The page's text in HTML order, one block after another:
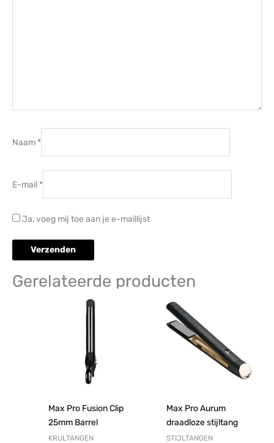
Naam *
E-mail *
Ja, voeg mij toe aan je e-maillijst
Gerelateerde producten
Max Pro Fusion Clip
25mm Barrel
KRULTANGEN
Max Pro Aurum
draadloze stijltang
STIJLTANGEN